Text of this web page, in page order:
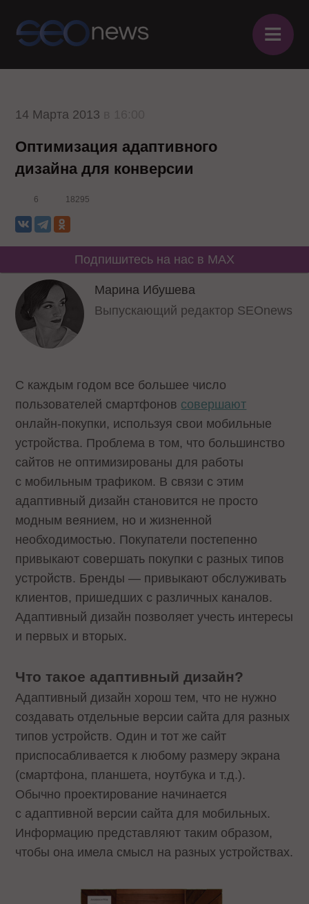
≡
14 Марта 2013
Оптимизация адаптивного
дизайна для конверсии
6 18295
Подпишитесь на нас в MAX
Марина Ибушева
Выпускающий редактор SEOnews
С каждым годом все большее число
пользователей смартфонов совершают
онлайн-покупки, используя свои мобильные
устройства. Проблема в том, что большинство
сайтов не оптимизированы для работы
с мобильным трафиком. В связи с этим
адаптивный дизайн становится не просто
модным веянием, но и жизненной
необходимостью. Покупатели постепенно
привыкают совершать покупки с разных типов
устройств. Бренды — привыкают обслуживать
клиентов, пришедших с различных каналов.
Адаптивный дизайн позволяет учесть интересы
и первых и вторых.
Что такое адаптивный дизайн?
Адаптивный дизайн хорош тем, что не нужно
создавать отдельные версии сайта для разных
типов устройств. Один и тот же сайт
приспосабливается к любому размеру экрана
(смартфона, планшета, ноутбука и т.д.).
Обычно проектирование начинается
с адаптивной версии сайта для мобильных.
Информацию представляют таким образом,
чтобы она имела смысл на разных устройствах.